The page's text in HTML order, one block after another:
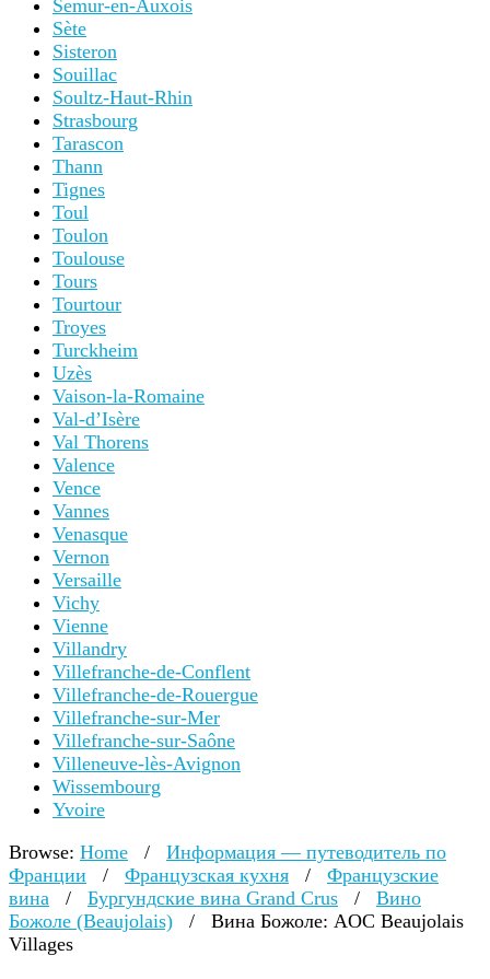
Semur-en-Auxois
Sète
Sisteron
Souillac
Soultz-Haut-Rhin
Strasbourg
Tarascon
Thann
Tignes
Toul
Toulon
Toulouse
Tours
Tourtour
Troyes
Turckheim
Uzès
Vaison-la-Romaine
Val-d’Isère
Val Thorens
Valence
Vence
Vannes
Venasque
Vernon
Versaille
Vichy
Vienne
Villandry
Villefranche-de-Conflent
Villefranche-de-Rouergue
Villefranche-sur-Mer
Villefranche-sur-Saône
Villeneuve-lès-Avignon
Wissembourg
Yvoire
Browse: Home /
Информация — путеводитель по
Франции
/ Французская кухня /
Французские
вина
/ Бургундские вина Grand Crus /
Вино
Божоле (Beaujolais)
/
Вина Божоле: AOC Beaujolais
Villages